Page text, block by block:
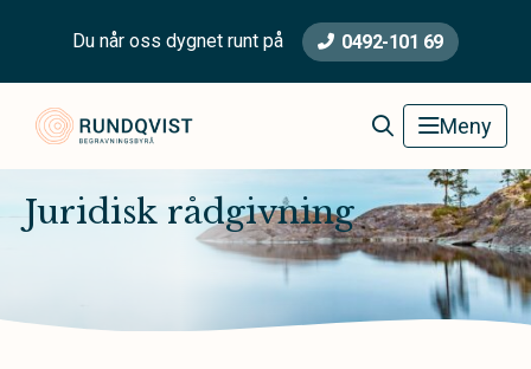
Du når oss dygnet runt på 0492-101 69
Rundqvist Begravningsbyrå Meny
Juridisk rådgivning